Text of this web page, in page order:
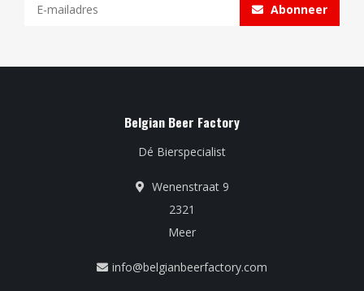
Abonneer
Belgian Beer Factory
Dé Bierspecialist
Wenenstraat 9
2321
Meer
info@belgianbeerfactory.com